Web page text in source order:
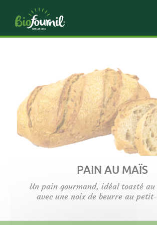
PAIN AU MAÏS
Un pain gourmand, idéal toasté
avec une noix de beurre au
Panneau de gestion des cookies